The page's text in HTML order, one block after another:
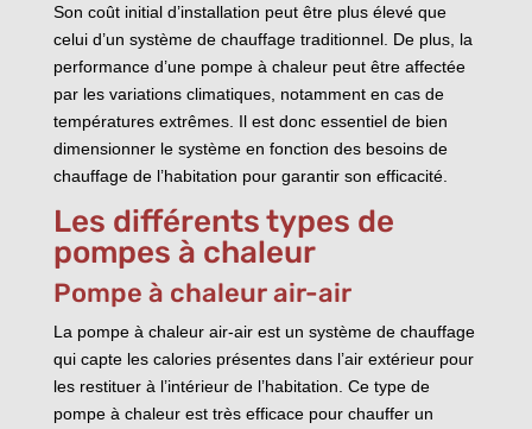
Son coût initial d’installation peut être plus élevé que
celui d’un système de chauffage traditionnel. De plus, la
performance d’une pompe à chaleur peut être affectée
par les variations climatiques, notamment en cas de
températures extrêmes. Il est donc essentiel de bien
dimensionner le système en fonction des besoins de
chauffage de l’habitation pour garantir son efficacité.
Les différents types de
pompes à chaleur
Pompe à chaleur air-air
La pompe à chaleur air-air est un système de chauffage
qui capte les calories présentes dans l’air extérieur pour
les restituer à l’intérieur de l’habitation. Ce type de
pompe à chaleur est très efficace pour chauffer un